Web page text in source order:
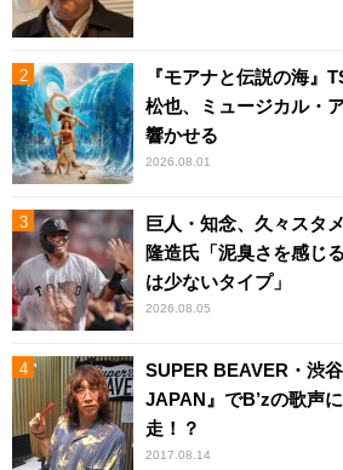
『モアナと伝説の海』
松也、ミュージカル・
響かせる
2026.08.01
巨人・知念、久々スタ
隆造氏「泥臭さを感じ
は少ないタイプ」
2026.08.05
SUPER BEAVER・渋
JAPAN』でB’zの歌声
走！？
2017.08.14